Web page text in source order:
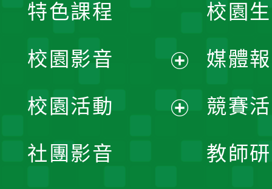
校園
媒體
競賽
教師
特色課程
校園影音
開
校園活動
社團影音